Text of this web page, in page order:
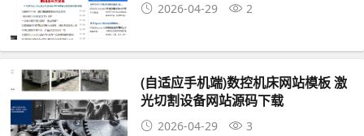
2026-04-29 2
(自适应手机端)数控机床网站模板 激
光切割设备网站源码下载
2026-04-29 3